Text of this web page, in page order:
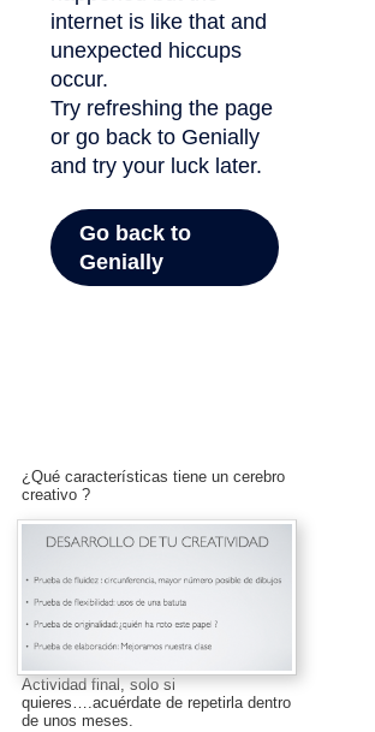
¿Qué características tiene un cerebro
creativo ?
Actividad final, solo si
quieres….acuérdate de repetirla dentro
de unos meses.